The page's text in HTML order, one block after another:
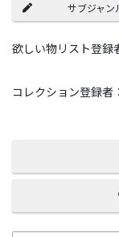
サブジャン
欲しい物リスト登録
コレクション登録者：